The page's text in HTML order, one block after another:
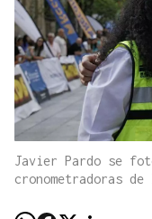
Javier Pardo se
cronometradoras